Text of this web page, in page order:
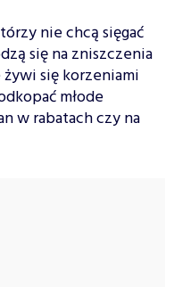
nie chcą sięgać
się na zniszczenia
się korzeniami
młode
w rabatach czy na